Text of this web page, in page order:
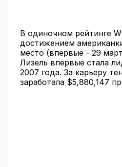
В одиночном рейтинге
достижением
место (впервые - 29
Лизель впервые стала
2007 года. За карьеру
заработала $5,880,147